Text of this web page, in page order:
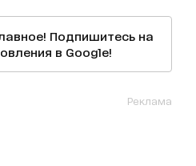
Подпишитесь на
в Google!
Реклама